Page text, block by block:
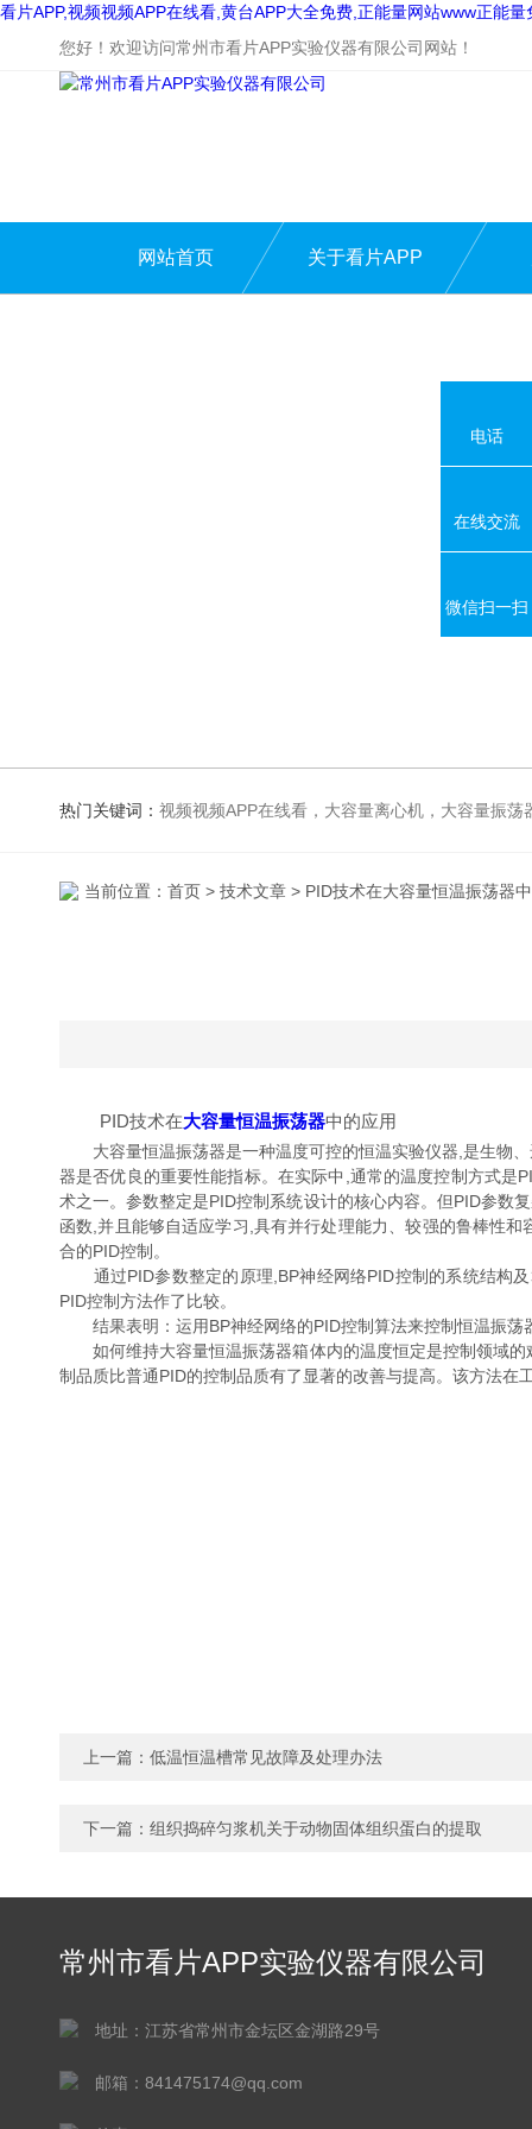
看片APP,视频视频APP在线看,黄台APP大全免费,正能量网站www正能量
您好！欢迎访问常州市看片APP实验仪器有限公司网站！
网站首页 关于看片APP
热门关键词： 视频视频APP在线看，大容量离心机，大容量振荡器，高速冷冻离心机，生化、光照、振荡培养箱，磁力搅拌器
当前位置： 首页 > 技术文章 > PID技术在大容量恒温振荡器
PID技术在大容量恒温振荡器中的应用
大容量恒温振荡器是一种温度可控的恒温实验仪器,是生物、遗
器是否优良的重要性能指标。在实际中,通常的温度控制方式是
术之一。参数整定是PID控制系统设计的核心内容。但PID
函数,并且能够自适应学习,具有并行处理能力、较强的鲁棒性
合的PID控制。
通过PID参数整定的原理,BP神经网络PID控制的系统结构及
PID控制方法作了比较。
结果表明：运用BP神经网络的PID控制算法来控制恒温振荡器
如何维持大容量恒温振荡器箱体内的温度恒定是控制领域的难题之
制品质比普通PID的控制品质有了显著的改善与提高。该方法在
上一篇： 低温恒温槽常见故障及处理办法
下一篇： 组织捣碎匀浆机关于动物固体组织蛋白的提取
常州市看片APP实验仪器有限公司
地址：江苏省常州市金坛区金湖路29号
邮箱：841475174@qq.com
电话
在线交流
微信扫一扫